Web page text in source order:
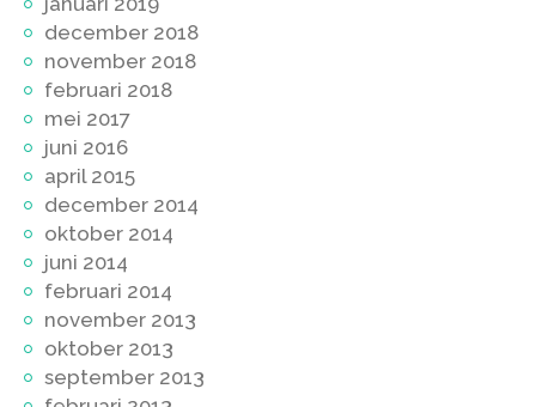
december 2018
november 2018
februari 2018
mei 2017
juni 2016
april 2015
december 2014
oktober 2014
juni 2014
februari 2014
november 2013
oktober 2013
september 2013